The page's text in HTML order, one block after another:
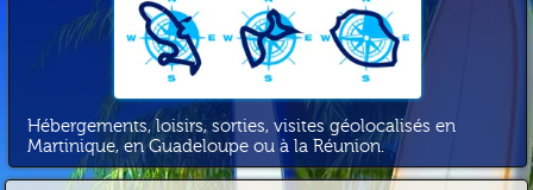
Hébergements, loisirs, sorties, visites géolocalisés en
Martinique, en Guadeloupe ou à la Réunion.